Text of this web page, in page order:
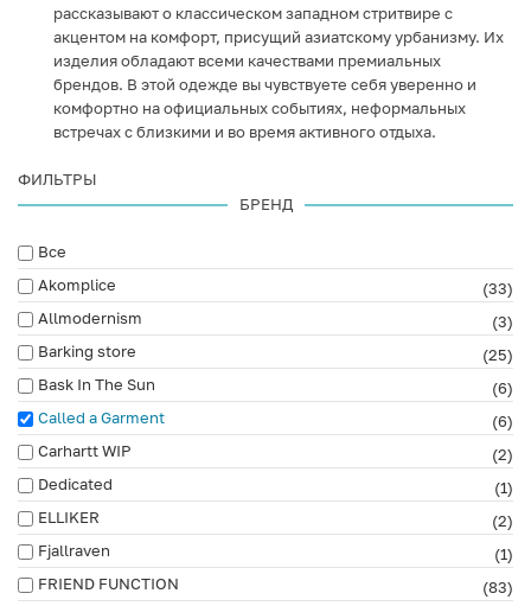
рассказывают о классическом западном стритвире с
акцентом на комфорт, присущий азиатскому урбанизму. Их
изделия обладают всеми качествами премиальных
брендов. В этой одежде вы чувствуете себя уверенно и
комфортно на официальных событиях, неформальных
встречах с близкими и во время активного отдыха.
ФИЛЬТРЫ
БРЕНД
Все
Akomplice
(33)
Allmodernism
(3)
Barking store
(25)
Bask In The Sun
(6)
Called a Garment
(6)
Carhartt WIP
(2)
Dedicated
(1)
ELLIKER
(2)
Fjallraven
(1)
FRIEND FUNCTION
(83)